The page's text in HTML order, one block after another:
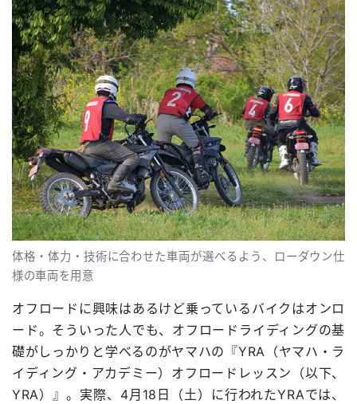
体格・体力・技術に合わせた車両が選べるよう、ローダウン仕
様の車両を用意
オフロードに興味はあるけど乗っているバイクはオンロ
ード。そういった人でも、オフロードライディングの基
礎がしっかりと学べるのがヤマハの『YRA（ヤマハ・ラ
イディング・アカデミー）オフロードレッスン（以下、
YRA）』。実際、4月18日（土）に行われたYRAでは、